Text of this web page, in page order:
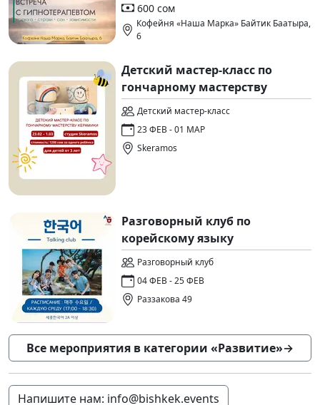
600 сом
Кофейня «Наша Марка» Байтик Баатыра,
6
Детский мастер-класс по
гончарному мастерству
Детский мастер-класс
23 ФЕВ - 01 МАР
Skeramos
Разговорный клуб по
корейскому языку
Разговорный клуб
04 ФЕВ - 25 ФЕВ
Раззакова 49
Все мероприятия в категории «Развитие»→
Напишите нам: info@bishkek.events